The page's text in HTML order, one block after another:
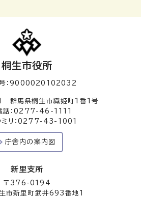
桐生市役所
号：9000020102032
馬県桐生市織姫町1番1号
話：0277-46-1111
ミリ：0277-43-1001
庁舎内の案内図
新里支所
〒376-0194
市新里町武井693番地1